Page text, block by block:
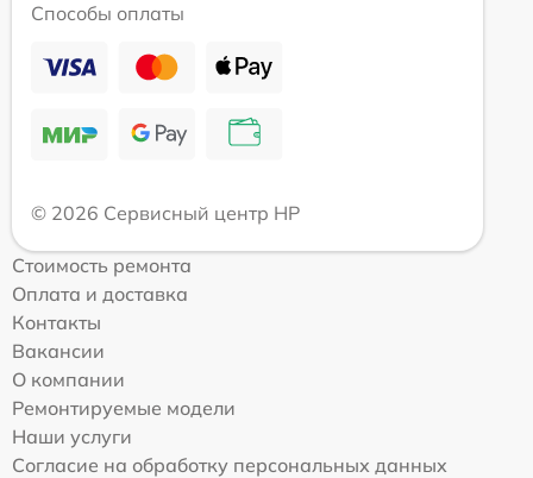
Способы оплаты
© 2026 Сервисный центр HP
Стоимость ремонта
Оплата и доставка
Контакты
Вакансии
О компании
Ремонтируемые модели
Наши услуги
Согласие на обработку персональных данных